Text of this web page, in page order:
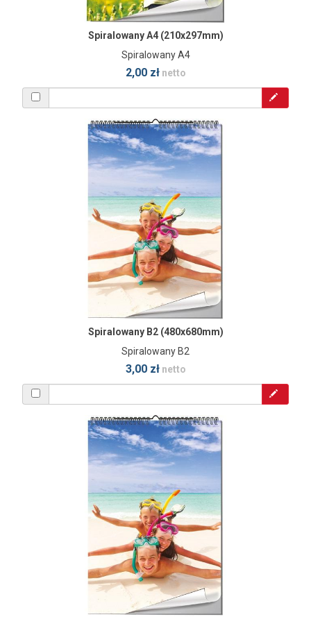
Spiralowany A4 (210x297mm)
Spiralowany A4
2,00 złnetto
Spiralowany B2 (480x680mm)
Spiralowany B2
3,00 złnetto